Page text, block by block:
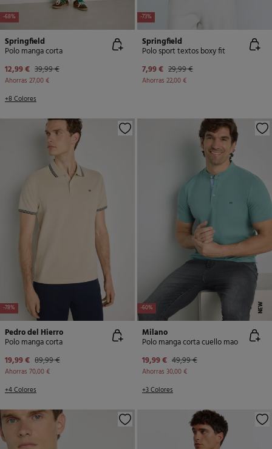
-68%
Springfield
Polo manga corta
12,99 € 39,99 €
Ahorras 27,00 €
+8 Colores
-73%
Springfield
Polo sport textos boxy fit
7,99 € 29,99 €
Ahorras 22,00 €
-78%
Pedro del Hierro
Polo manga corta
19,99 € 89,99 €
Ahorras 70,00 €
+4 Colores
-60% NEW
Milano
Polo manga corta cuello mao
19,99 € 49,99 €
Ahorras 30,00 €
+3 Colores